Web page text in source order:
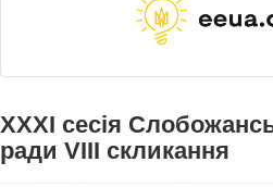
ХXXI сесія
ради VIII скликання